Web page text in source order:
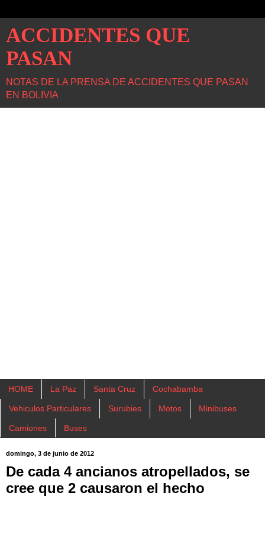
ACCIDENTES QUE
PASAN
NOTAS DE LA PRENSA DE ACCIDENTES QUE PASAN
EN BOLIVIA
HOME La Paz Santa Cruz Cochabamba
Vehiculos Particulares Surubies Motos Minibuses
Camiones Buses
domingo, 3 de junio de 2012
De cada 4 ancianos atropellados, se
cree que 2 causaron el hecho